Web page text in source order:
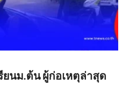
นม.ต้น ผู้ก่อเหตุล่าสุด